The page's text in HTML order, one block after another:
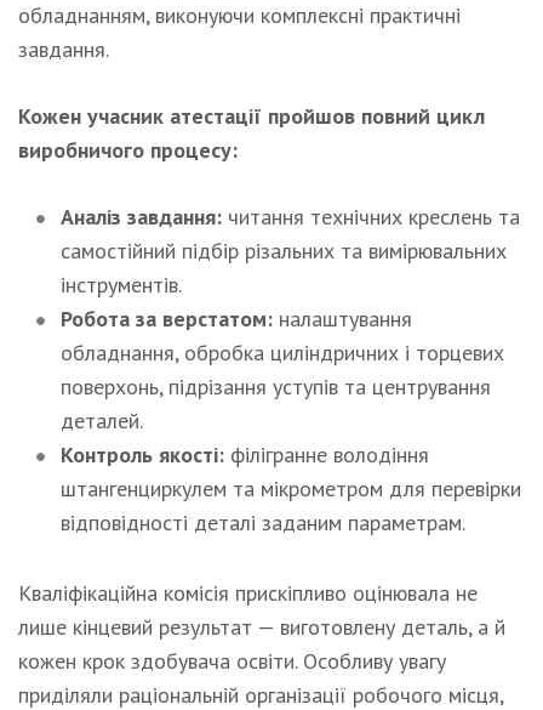
обладнанням, виконуючи комплексні практичні
завдання.
Кожен учасник атестації пройшов повний цикл
виробничого процесу:
Аналіз завдання: читання технічних креслень та
самостійний підбір різальних та вимірювальних
інструментів.
Робота за верстатом: налаштування
обладнання, обробка циліндричних і торцевих
поверхонь, підрізання уступів та центрування
деталей.
Контроль якості: філігранне володіння
штангенциркулем та мікрометром для перевірки
відповідності деталі заданим параметрам.
Кваліфікаційна комісія прискіпливо оцінювала не
лише кінцевий результат — виготовлену деталь, а й
кожен крок здобувача освіти. Особливу увагу
приділяли раціональній організації робочого місця,